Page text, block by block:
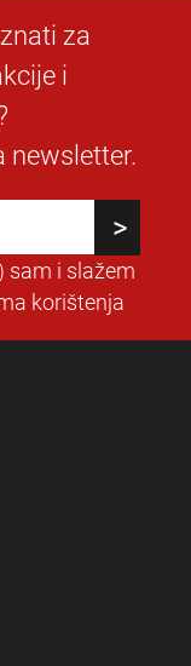
za
i
newsletter.
i slažem
korištenja